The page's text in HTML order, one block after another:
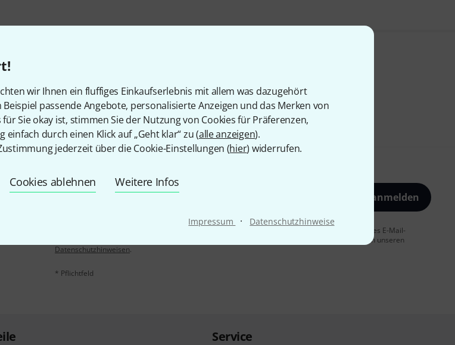
wir Ihnen ein fluffiges Einkaufserlebnis mit allem was dazugehört
passende Angebote, personalisierte Anzeigen und das Merken von
Sie okay ist, stimmen Sie der Nutzung von Cookies für Präferenzen,
einfach durch einen Klick auf „Geht klar“ zu (alle anzeigen).
jederzeit über die Cookie-Einstellungen (hier) widerrufen.
Cookies ablehnen Weitere Infos
Impressum · Datenschutzhinweise
was Sie sehen?
Hilfe & Feedback
Glück
Jetzt anmelden
Mit Klick auf „Jetzt anmelden“ stimmen Sie dem Erhalt von E-Mail-Werbung und einer Messung des E-Mail-
Nutzungsverhaltens zu. Die Abmeldung ist jederzeit möglich. Weitere Informationen finden Sie in unseren
Datenschutzhinweisen.
* Pflichtfeld
Service